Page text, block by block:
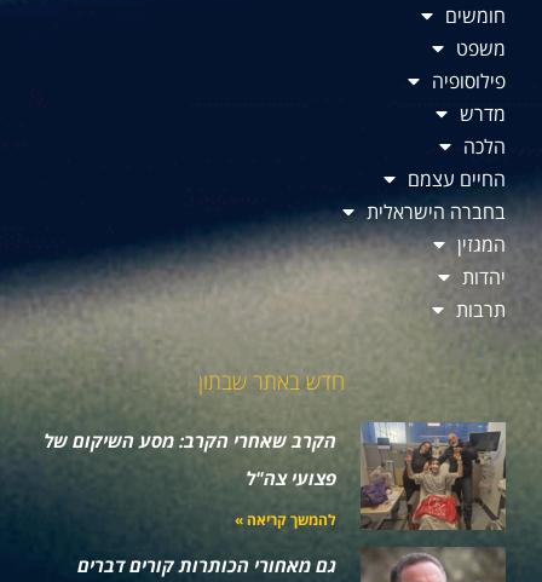
חומשים
משפט
פילוסופיה
מדרש
הלכה
החיים עצמם
בחברה הישראלית
המגזין
יהדות
תרבות
חדש באתר שבתון
הקרב שאחרי הקרב: מסע השיקום של
פצועי צה"ל
להמשך קריאה »
גם מאחורי הכותרות קורים דברים